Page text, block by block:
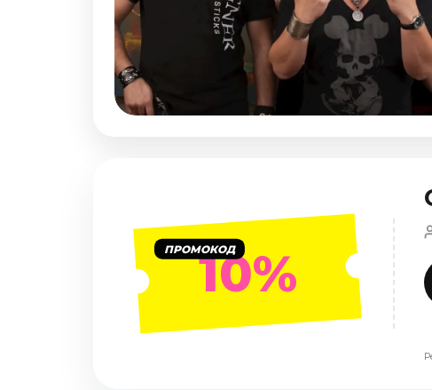
Сентябрь 2026
Декабрь 2026
ПРОМОКОД10%